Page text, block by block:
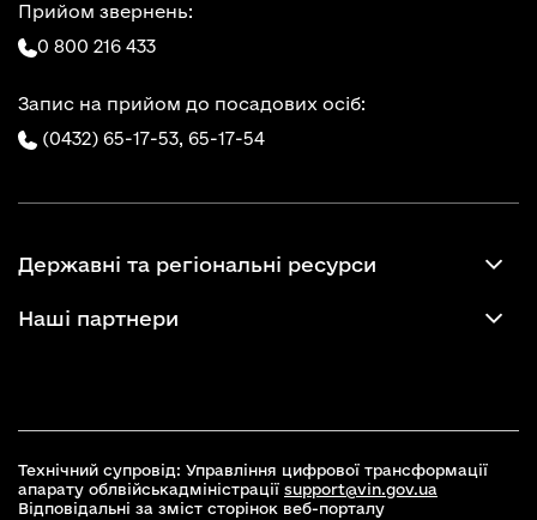
Прийом звернень:
0 800 216 433
Запис на прийом до посадових осіб:
(0432) 65-17-53, 65-17-54
Державні та регіональні ресурси
Наші партнери
Технічний супровід: Управління цифрової трансформації
апарату облвійськадміністрації support@vin.gov.ua
Відповідальні за зміст сторінок веб-порталу